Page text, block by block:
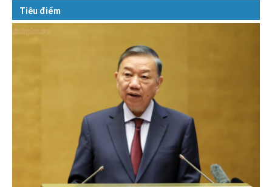
Tiêu điểm